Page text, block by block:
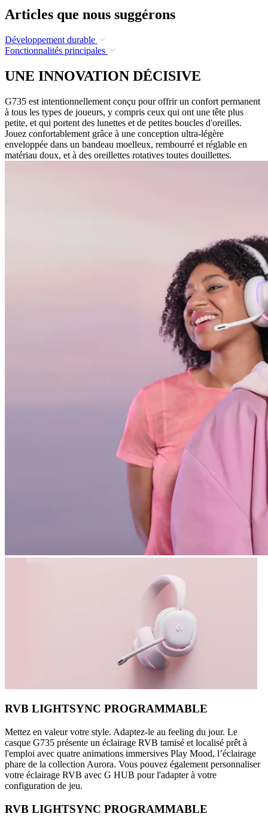
Articles que nous suggérons
Développement durable
Fonctionnalités principales
UNE INNOVATION DÉCISIVE
G735 est intentionnellement conçu pour offrir un confort permanent
à tous les types de joueurs, y compris ceux qui ont une tête plus
petite, et qui portent des lunettes et de petites boucles d'oreilles.
Jouez confortablement grâce à une conception ultra-légère
enveloppée dans un bandeau moelleux, rembourré et réglable en
matériau doux, et à des oreillettes rotatives toutes douillettes.
RVB LIGHTSYNC PROGRAMMABLE
Mettez en valeur votre style. Adaptez-le au feeling du jour. Le
casque G735 présente un éclairage RVB tamisé et localisé prêt à
l'emploi avec quatre animations immersives Play Mood, l’éclairage
phare de la collection Aurora. Vous pouvez également personnaliser
votre éclairage RVB avec G HUB pour l'adapter à votre
configuration de jeu.
RVB LIGHTSYNC PROGRAMMABLE